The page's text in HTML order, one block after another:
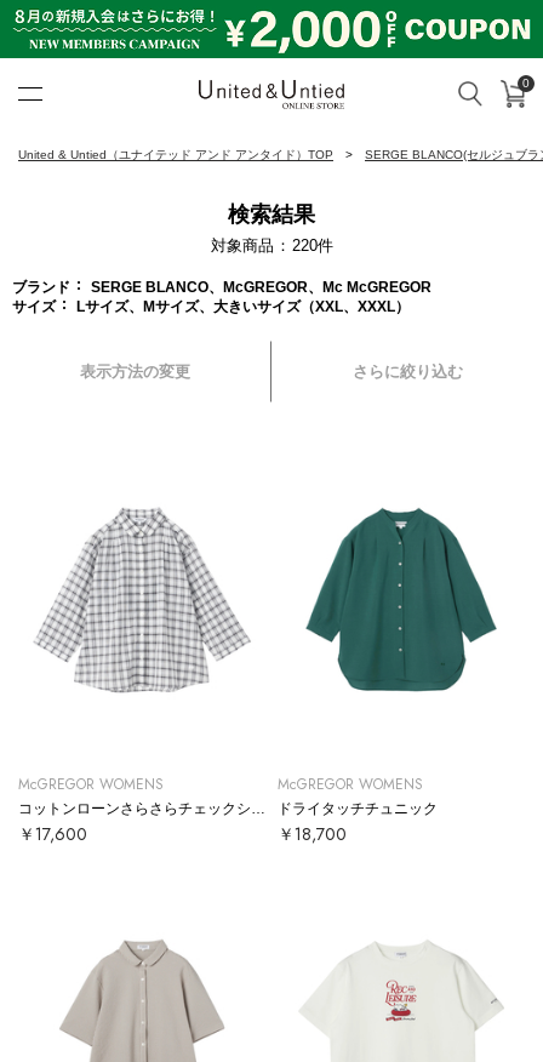
検索 カ
0
United & Untied（ユナイテッド アンド アンタイド）TOP SERGE BLANCO(セルジュブ
検索結果
対象商品 220件
ブランド
SERGE BLANCO、McGREGOR、Mc McGREGOR
サイズ
Lサイズ、Mサイズ、大きいサイズ（XXL、XXXL）
表示方法の変更 さらに絞り込む
McGREGOR WOMENS
￥17,600
McGREGOR WOMENS
ドライタッチチュニック
￥18,700